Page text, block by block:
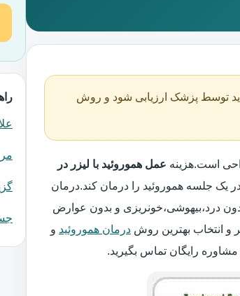
توسط پزشک ارزیابی شود و روش
است.هزینه عمل هموروئید با لیزر در
در یک جلسه هموروئید را درمان کند.درمان
درد،بیهوشی،خونریزی و بدون عوارض
و انتخاب بهترین روش درمان هموروئید و
رایگان تماس بگیرید.